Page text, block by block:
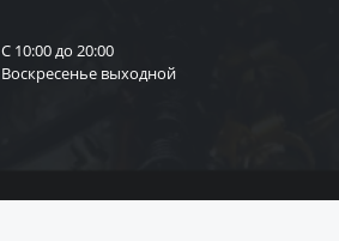
С 10:00 до 20:00
Воскресенье выходной